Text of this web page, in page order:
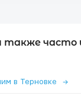
также
в Терновке →